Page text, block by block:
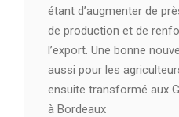
étant d’augmenter de
de production et de
l’export. Une bonne
aussi pour les
ensuite transformé aux
à Bordeaux